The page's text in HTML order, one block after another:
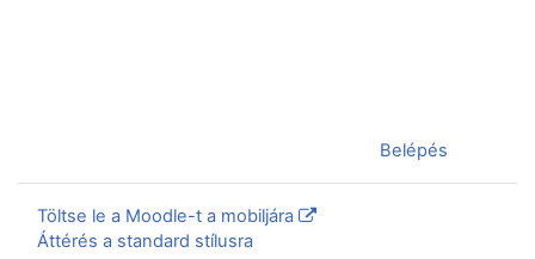
Belépés
Töltse le a Moodle-t a mobiljára
Áttérés a standard stílusra